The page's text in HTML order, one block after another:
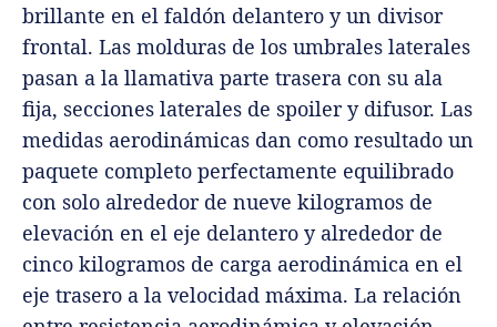
brillante en el faldón delantero y un divisor
frontal. Las molduras de los umbrales laterales
pasan a la llamativa parte trasera con su ala
fija, secciones laterales de spoiler y difusor. Las
medidas aerodinámicas dan como resultado un
paquete completo perfectamente equilibrado
con solo alrededor de nueve kilogramos de
elevación en el eje delantero y alrededor de
cinco kilogramos de carga aerodinámica en el
eje trasero a la velocidad máxima. La relación